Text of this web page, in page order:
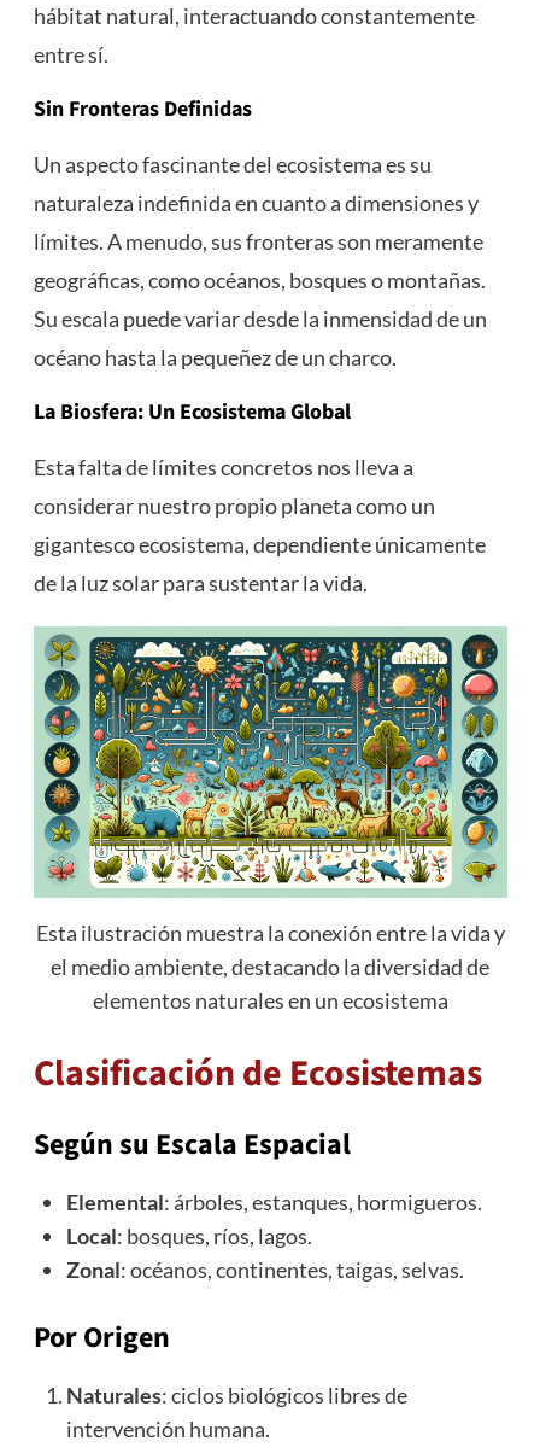
hábitat natural, interactuando constantemente
entre sí.
Sin Fronteras Definidas
Un aspecto fascinante del ecosistema es su
naturaleza indefinida en cuanto a dimensiones y
límites. A menudo, sus fronteras son meramente
geográficas, como océanos, bosques o montañas.
Su escala puede variar desde la inmensidad de un
océano hasta la pequeñez de un charco.
La Biosfera: Un Ecosistema Global
Esta falta de límites concretos nos lleva a
considerar nuestro propio planeta como un
gigantesco ecosistema, dependiente únicamente
de la luz solar para sustentar la vida.
Esta ilustración muestra la conexión entre la vida y
el medio ambiente, destacando la diversidad de
elementos naturales en un ecosistema
Clasificación de Ecosistemas
Según su Escala Espacial
Elemental: árboles, estanques, hormigueros.
Local: bosques, ríos, lagos.
Zonal: océanos, continentes, taigas, selvas.
Por Origen
Naturales: ciclos biológicos libres de
intervención humana.